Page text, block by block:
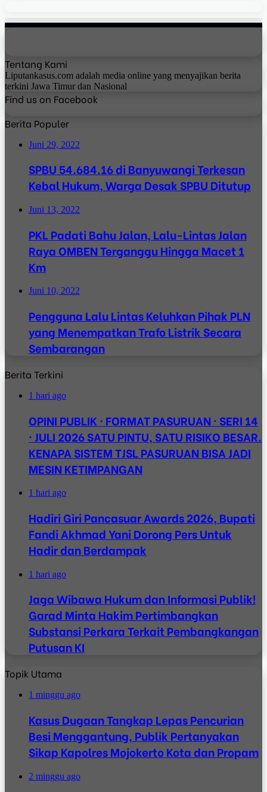
Tentang Kami
Liputankasus.com adalah media online yang menyajikan berita
terkini Jawa Timur dan Nasional
Find us on Facebook
Berita Populer
Juni 29, 2022
SPBU 54.684.16 di Banyuwangi Terkesan
Kebal Hukum, Warga Desak SPBU Ditutup
Juni 13, 2022
PKL Padati Bahu Jalan, Lalu-Lintas Jalan
Raya OMBEN Terganggu Hingga Macet 1
Km
Juni 10, 2022
Pengguna Lalu Lintas Keluhkan Pihak PLN
yang Menempatkan Trafo Listrik Secara
Sembarangan
Berita Terkini
1 hari ago
OPINI PUBLIK · FORMAT PASURUAN · SERI 14
· JULI 2026 SATU PINTU, SATU RISIKO BESAR.
KENAPA SISTEM TJSL PASURUAN BISA JADI
MESIN KETIMPANGAN
1 hari ago
Hadiri Giri Pancasuar Awards 2026, Bupati
Fandi Akhmad Yani Dorong Pers Untuk
Hadir dan Berdampak
1 hari ago
Jaga Wibawa Hukum dan Informasi Publik!
Garad Minta Hakim Pertimbangkan
Substansi Perkara Terkait Pembangkangan
Putusan KI
Topik Utama
1 minggu ago
Kasus Dugaan Tangkap Lepas Pencurian
Besi Menggantung, Publik Pertanyakan
Sikap Kapolres Mojokerto Kota dan Propam
2 minggu ago